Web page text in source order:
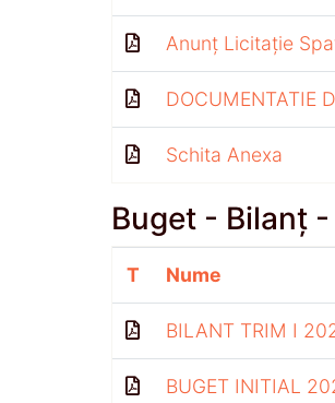
Anunț Licitație
DOCUMENTATIE
Schita Anexa
Buget - Bilanț
T Nume
BILANT TRIM I
BUGET INITIAL